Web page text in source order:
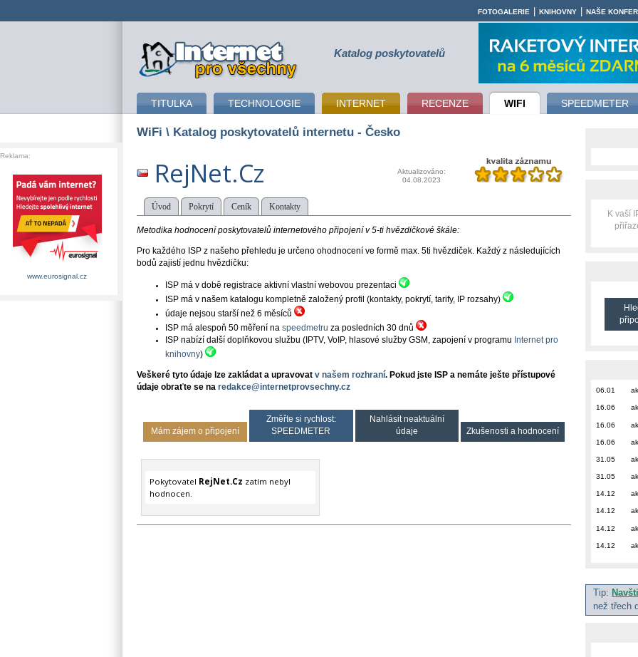
připojení k internetu Katalog poskytovatelů
TITULKA TECHNOLOGIE INTERNET RECENZE WIFI SPEEDMETER
FOTOGALERIE KNIHOVNY NAŠE
WiFi \ Katalog poskytovatelů internetu - Česko
RejNet.Cz
Aktualizováno:
04.08.2023
Úvod Pokrytí Ceník Kontakty
Metodika hodnocení poskytovatelů internetového připojení v 5-ti hvězdičkové škále:
Pro každého ISP z našeho přehledu je určeno ohodnocení ve formě max. 5ti hvězdiček. Každý z následujících
bodů zajistí jednu hvězdičku:
ISP má v době registrace aktivní vlastní webovou prezentaci
ISP má v našem katalogu kompletně založený profil (kontakty, pokrytí, tarify, IP rozsahy)
údaje nejsou starší než 6 měsíců
ISP má alespoň 50 měření na speedmetru za posledních 30 dnů
ISP nabízí další doplňkovou službu (IPTV, VoIP, hlasové služby GSM, zapojení v programu Internet pro
knihovny)
Veškeré tyto údaje lze zakládat a upravovat v našem rozhraní. Pokud jste ISP a nemáte ješte přístupové
údaje obraťte se na redakce@internetprovsechny.cz
Mám zájem o připojení
Změřte si rychlost:
SPEEDMETER
Nahlásit neaktuální
údaje
Zkušenosti a hodnocení
Pokytovatel RejNet.Cz zatím nebyl
hodnocen.
K vaší
06.01
16.06
16.06
16.06
31.05
31.05
14.12
14.12
14.12
14.12
Tip:
než třech
Reklama:
www.eurosignal.cz